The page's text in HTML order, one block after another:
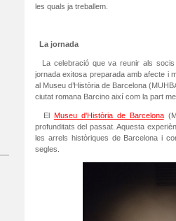
les quals ja treballem.
La jornada
La celebració que va reunir als
jornada exitosa preparada amb afecte i
al Museu d’Història de Barcelona
ciutat romana Barcino així com la part
El Museu d'Història de Barcelona
profunditats del passat. Aquesta
les arrels històriques de Barcelona i
segles.